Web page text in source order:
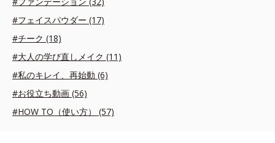
#フェイスパウダー (17)
#チーク (18)
#大人の学び直しメイク (11)
#私のキレイ、再始動 (6)
#お役立ち動画 (56)
#HOW TO（使い方） (57)